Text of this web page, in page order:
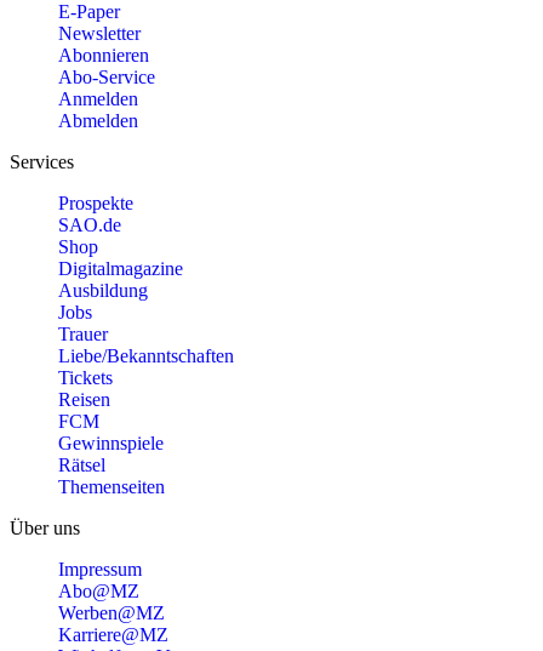
E-Paper
Newsletter
Abonnieren
Abo-Service
Anmelden
Abmelden
Services
Prospekte
SAO.de
Shop
Digitalmagazine
Ausbildung
Jobs
Trauer
Liebe/Bekanntschaften
Tickets
Reisen
FCM
Gewinnspiele
Rätsel
Themenseiten
Über uns
Impressum
Abo@MZ
Werben@MZ
Karriere@MZ